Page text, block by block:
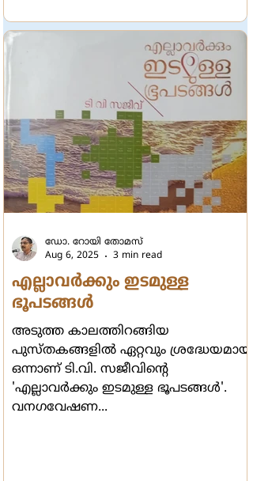
എല്ലാവര്‍ക്കും ഇടമുള്ള
ഭൂപടങ്ങള്‍
അടുത്ത കാലത്തിറങ്ങിയ
പുസ്തകങ്ങളില്‍ ഏറ്റവും ശ്രദ്ധേയമായ
ഒന്നാണ് ടി.വി. സജീവിന്‍റെ
'എല്ലാവര്‍ക്കും ഇടമുള്ള ഭൂപടങ്ങള്‍'.
വനഗവേഷണ...
ഡോ. റോയി തോമസ്
Aug 6, 2025
3 min read